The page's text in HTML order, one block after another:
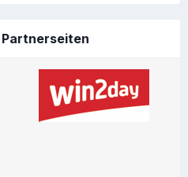
Partnerseiten